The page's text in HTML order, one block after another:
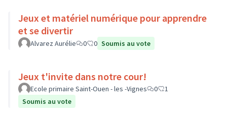
Jeux et matériel numérique pour apprendre
et se divertir
Alvarez Aurélie 0 0 Soumis au vote
Jeux t'invite dans notre cour!
Ecole primaire Saint-Ouen - les -Vignes 0
1
Soumis au vote